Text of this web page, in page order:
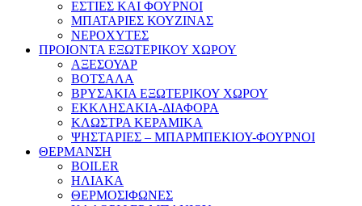
ΕΣΤΙΕΣ ΚΑΙ ΦΟΥΡΝΟΙ
ΜΠΑΤΑΡΙΕΣ ΚΟΥΖΙΝΑΣ
ΝΕΡΟΧΥΤΕΣ
ΠΡΟΙΟΝΤΑ ΕΞΩΤΕΡΙΚΟΥ ΧΩΡΟΥ
ΑΞΕΣΟΥΑΡ
ΒΟΤΣΑΛΑ
ΒΡΥΣΑΚΙΑ ΕΞΩΤΕΡΙΚΟΥ ΧΩΡΟΥ
ΕΚΚΛΗΣΑΚΙΑ-ΔΙΑΦΟΡΑ
ΚΛΩΣΤΡΑ ΚΕΡΑΜΙΚΑ
ΨΗΣΤΑΡΙΕΣ – ΜΠΑΡΜΠΕΚΙΟΥ-ΦΟΥΡΝΟΙ
ΘΕΡΜΑΝΣΗ
BOILER
ΗΛΙΑΚΑ
ΘΕΡΜΟΣΙΦΩΝΕΣ